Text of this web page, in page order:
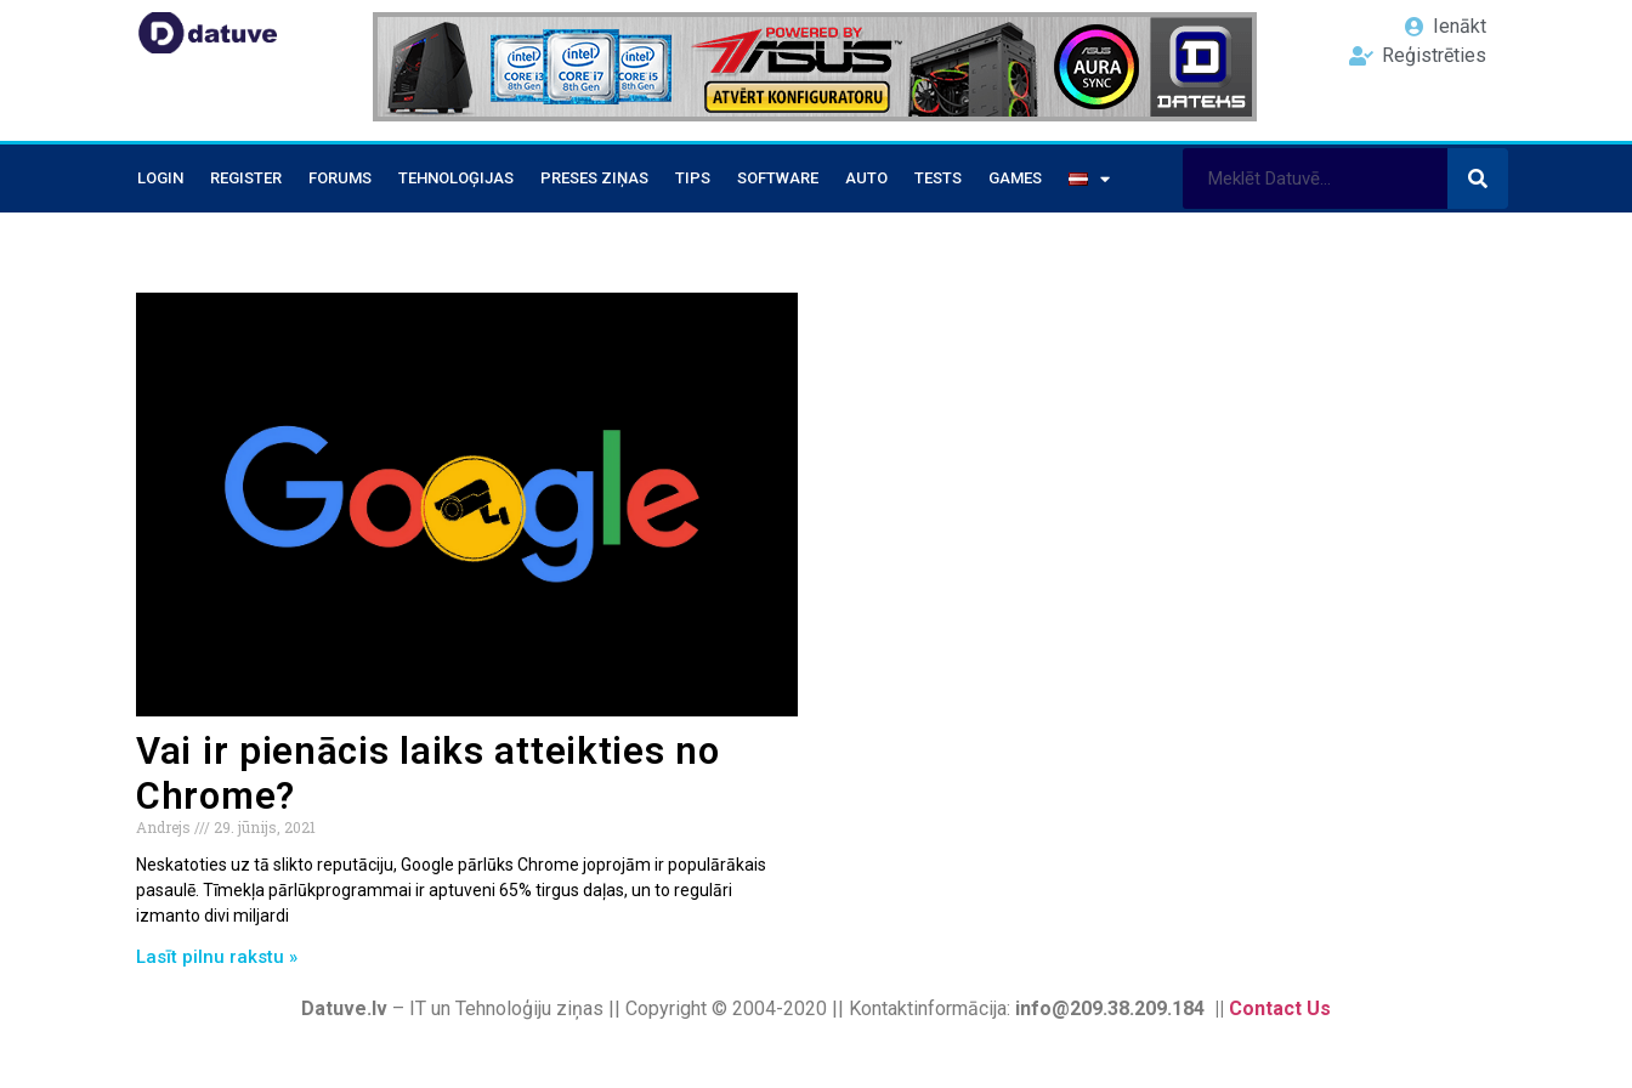
Ienākt
Reģistrēties
LOGIN REGISTER FORUMS TEHNOLOĢIJAS PRESES ZIŅAS TIPS SOFTWARE AUTO TESTS GAMES
Vai ir pienācis laiks atteikties no
Chrome?
Andrejs
29. jūnijs, 2021
Neskatoties uz tā slikto reputāciju, Google pārlūks Chrome joprojām ir populārākais
pasaulē. Tīmekļa pārlūkprogrammai ir aptuveni 65% tirgus daļas, un to regulāri
izmanto divi miljardi
Lasīt pilnu rakstu »
Datuve.lv – IT un Tehnoloģiju ziņas || Copyright © 2004-2020 || Kontaktinformācija: info@209.38.209.184 || Contact Us